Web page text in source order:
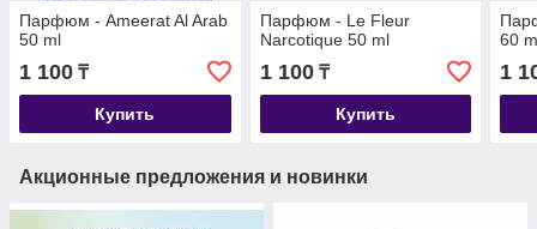
Парфюм - Ameerat Al Arab
50 ml
1 100 ₸
Купить
Парфюм - Le Fleur
Narcotique 50 ml
1 100₸
Купить
60
1
Акционные предложения и новинки